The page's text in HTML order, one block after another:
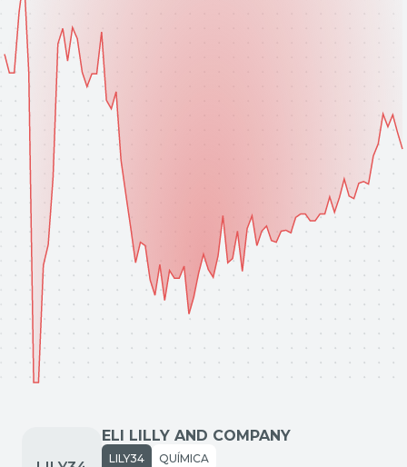
ELI LILLY AND COMPANY
LILY34 QUÍMICA